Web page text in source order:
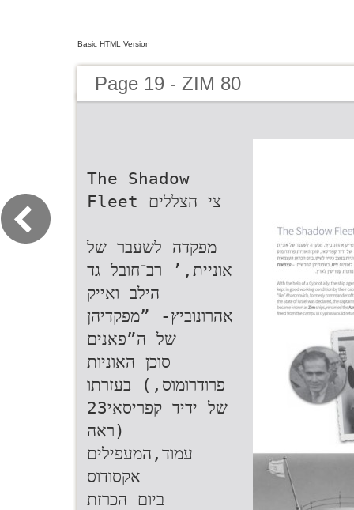
Basic HTML Version
Page 19 - ZIM 80
The Shadow
Fleet ‫צי הצללים‬
‫ מפקדה לשעבר של
אוניית‬,’‫ רב־חובל גד
הילב ואייק
אהרונוביץ‬- ”‫מפקדיהן
של ה”פאנים‬
‫ סוכן האוניות
פרודרומוס‬,‫) בעזרתו
של ידיד קפריסאי‬23
‫ (ראה
עמוד‬,‫המעפילים
אקסודוס‬
‫ ביום הכרזת